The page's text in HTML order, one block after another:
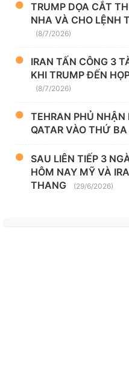
TRUMP DỌA CẮT
NHA VÀ CHO LỆNH
(8/7/2026)
IRAN TẤN CÔNG 3
KHI TRUMP ĐẾN
(8/7/2026)
TEHRAN PHỦ NHẬN
QATAR VÀO THỨ
SAU LIÊN TIẾP 3
HÔM NAY MỸ VÀ
THANG
(29/6/2026)